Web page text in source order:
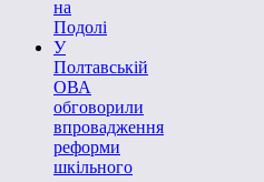
на
Подолі
У
Полтавській
ОВА
обговорили
впровадження
реформи
шкільного